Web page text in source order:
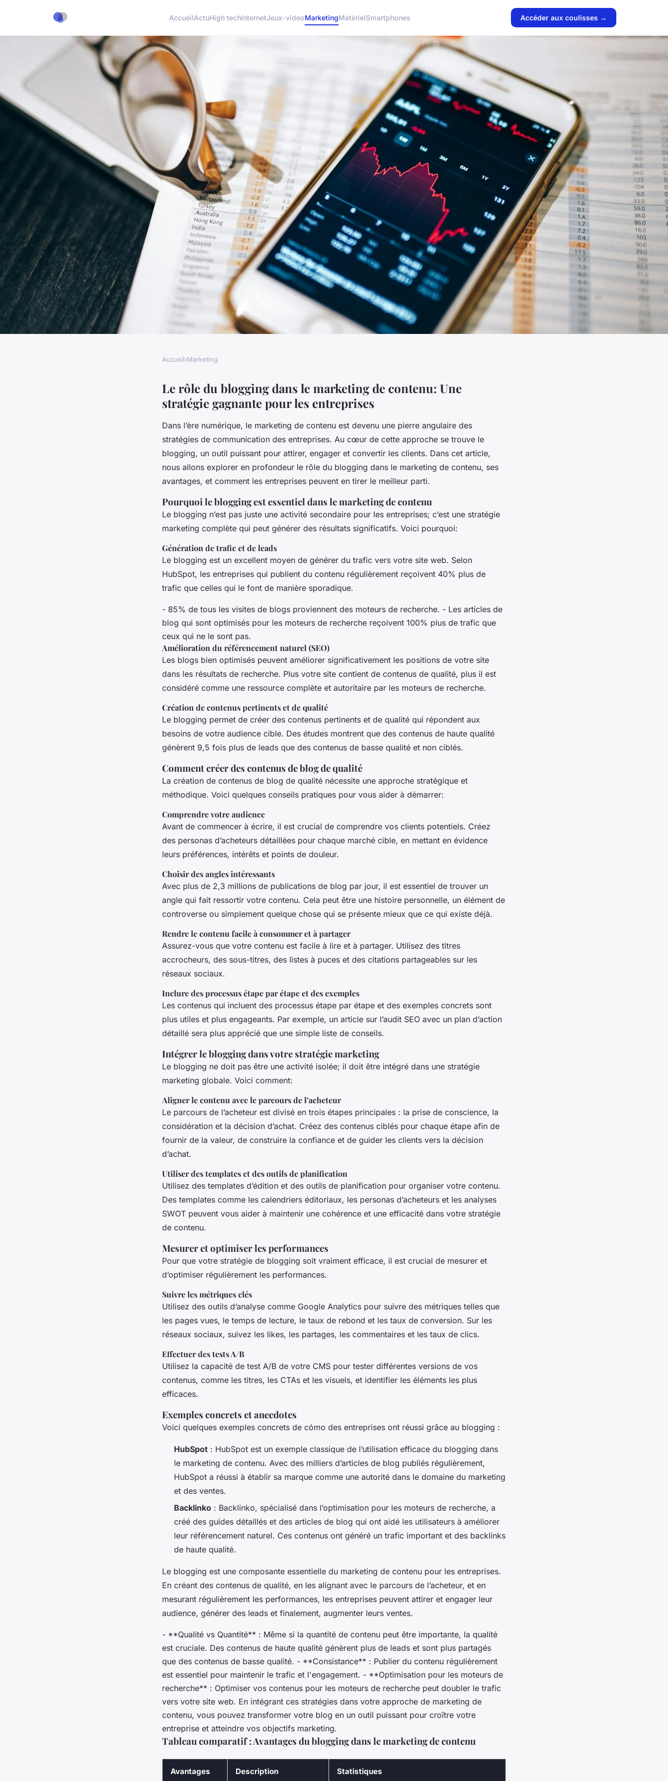
AccueilActuHigh techInternetJeux-videoMarketingMatérielSmartphones Accéder aux coulisses →
Le rôle du blogging dans le marketing
Accueil›Marketing
Le rôle du blogging dans le marketing de contenu: Une
stratégie gagnante pour les entreprises
Dans l’ère numérique, le marketing de contenu est devenu une pierre angulaire des
stratégies de communication des entreprises. Au cœur de cette approche se trouve le
blogging, un outil puissant pour attirer, engager et convertir les clients. Dans cet article,
nous allons explorer en profondeur le rôle du blogging dans le marketing de contenu, ses
avantages, et comment les entreprises peuvent en tirer le meilleur parti.
Pourquoi le blogging est essentiel dans le marketing de contenu
Le blogging n’est pas juste une activité secondaire pour les entreprises; c’est une stratégie
marketing complète qui peut générer des résultats significatifs. Voici pourquoi:
Génération de trafic et de leads
Le blogging est un excellent moyen de générer du trafic vers votre site web. Selon
HubSpot, les entreprises qui publient du contenu régulièrement reçoivent 40% plus de
trafic que celles qui le font de manière sporadique.
- 85% de tous les visites de blogs proviennent des moteurs de recherche. - Les articles de
blog qui sont optimisés pour les moteurs de recherche reçoivent 100% plus de trafic que
ceux qui ne le sont pas.
Amélioration du référencement naturel (SEO)
Les blogs bien optimisés peuvent améliorer significativement les positions de votre site
dans les résultats de recherche. Plus votre site contient de contenus de qualité, plus il est
considéré comme une ressource complète et autoritaire par les moteurs de recherche.
Création de contenus pertinents et de qualité
Le blogging permet de créer des contenus pertinents et de qualité qui répondent aux
besoins de votre audience cible. Des études montrent que des contenus de haute qualité
génèrent 9,5 fois plus de leads que des contenus de basse qualité et non ciblés.
Comment créer des contenus de blog de qualité
La création de contenus de blog de qualité nécessite une approche stratégique et
méthodique. Voici quelques conseils pratiques pour vous aider à démarrer:
Comprendre votre audience
Avant de commencer à écrire, il est crucial de comprendre vos clients potentiels. Créez
des personas d’acheteurs détaillées pour chaque marché cible, en mettant en évidence
leurs préférences, intérêts et points de douleur.
Choisir des angles intéressants
Avec plus de 2,3 millions de publications de blog par jour, il est essentiel de trouver un
angle qui fait ressortir votre contenu. Cela peut être une histoire personnelle, un élément de
controverse ou simplement quelque chose qui se présente mieux que ce qui existe déjà.
Rendre le contenu facile à consommer et à partager
Assurez-vous que votre contenu est facile à lire et à partager. Utilisez des titres
accrocheurs, des sous-titres, des listes à puces et des citations partageables sur les
réseaux sociaux.
Inclure des processus étape par étape et des exemples
Les contenus qui incluent des processus étape par étape et des exemples concrets sont
plus utiles et plus engageants. Par exemple, un article sur l’audit SEO avec un plan d’action
détaillé sera plus apprécié que une simple liste de conseils.
Intégrer le blogging dans votre stratégie marketing
Le blogging ne doit pas être une activité isolée; il doit être intégré dans une stratégie
marketing globale. Voici comment:
Aligner le contenu avec le parcours de l’acheteur
Le parcours de l’acheteur est divisé en trois étapes principales : la prise de conscience, la
considération et la décision d’achat. Créez des contenus ciblés pour chaque étape afin de
fournir de la valeur, de construire la confiance et de guider les clients vers la décision
d’achat.
Utiliser des templates et des outils de planification
Utilisez des templates d’édition et des outils de planification pour organiser votre contenu.
Des templates comme les calendriers éditoriaux, les personas d’acheteurs et les analyses
SWOT peuvent vous aider à maintenir une cohérence et une efficacité dans votre stratégie
de contenu.
Mesurer et optimiser les performances
Pour que votre stratégie de blogging soit vraiment efficace, il est crucial de mesurer et
d’optimiser régulièrement les performances.
Suivre les métriques clés
Utilisez des outils d’analyse comme Google Analytics pour suivre des métriques telles que
les pages vues, le temps de lecture, le taux de rebond et les taux de conversion. Sur les
réseaux sociaux, suivez les likes, les partages, les commentaires et les taux de clics.
Effectuer des tests A/B
Utilisez la capacité de test A/B de votre CMS pour tester différentes versions de vos
contenus, comme les titres, les CTAs et les visuels, et identifier les éléments les plus
efficaces.
Exemples concrets et anecdotes
Voici quelques exemples concrets de cómo des entreprises ont réussi grâce au blogging :
HubSpot : HubSpot est un exemple classique de l’utilisation efficace du blogging dans
le marketing de contenu. Avec des milliers d’articles de blog publiés régulièrement,
HubSpot a réussi à établir sa marque comme une autorité dans le domaine du marketing
et des ventes.
Backlinko : Backlinko, spécialisé dans l’optimisation pour les moteurs de recherche, a
créé des guides détaillés et des articles de blog qui ont aidé les utilisateurs à améliorer
leur référencement naturel. Ces contenus ont généré un trafic important et des backlinks
de haute qualité.
Le blogging est une composante essentielle du marketing de contenu pour les entreprises.
En créant des contenus de qualité, en les alignant avec le parcours de l’acheteur, et en
mesurant régulièrement les performances, les entreprises peuvent attirer et engager leur
audience, générer des leads et finalement, augmenter leurs ventes.
- **Qualité vs Quantité** : Même si la quantité de contenu peut être importante, la qualité
est cruciale. Des contenus de haute qualité génèrent plus de leads et sont plus partagés
que des contenus de basse qualité. - **Consistance** : Publier du contenu régulièrement
est essentiel pour maintenir le trafic et l'engagement. - **Optimisation pour les moteurs de
recherche** : Optimiser vos contenus pour les moteurs de recherche peut doubler le trafic
vers votre site web. En intégrant ces stratégies dans votre approche de marketing de
contenu, vous pouvez transformer votre blog en un outil puissant pour croître votre
entreprise et atteindre vos objectifs marketing.
Tableau comparatif : Avantages du blogging dans le marketing de contenu
Avantages Description Statistiques